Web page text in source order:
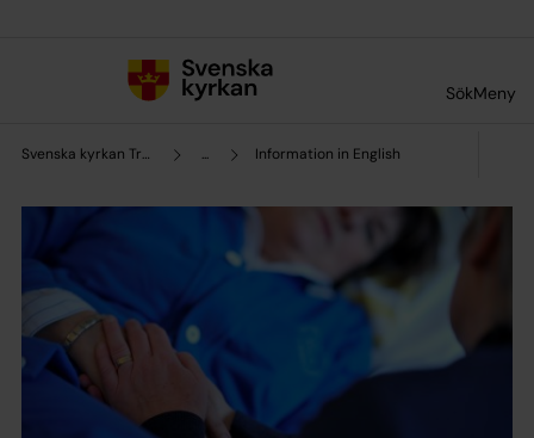
SökMeny
Svenska kyrkan Trollhättan ... Information in English